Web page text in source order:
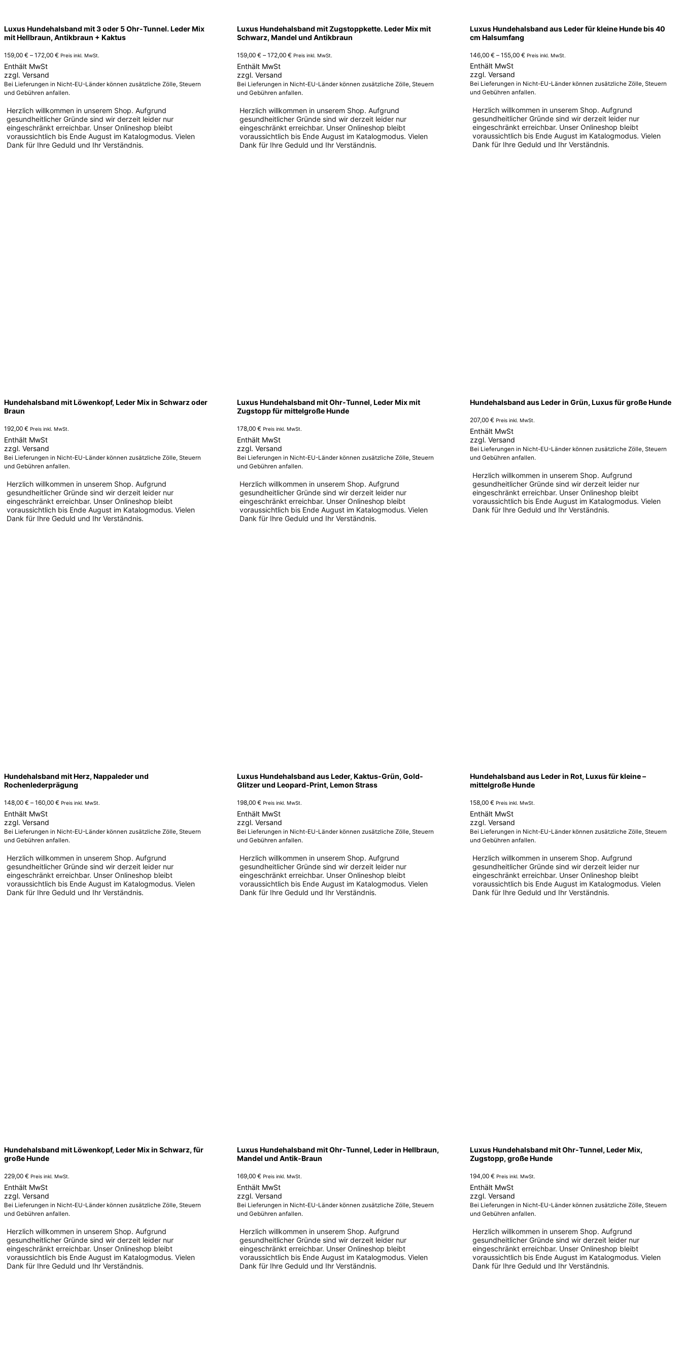
Luxus Hundehalsband mit 3 oder 5 Ohr-Tunnel. Leder Mix
mit Hellbraun, Antikbraun + Kaktus
159,00 € – 172,00 € Preisspanne:
Preis inkl. MwSt.
Enthält MwSt
zzgl. Versand
Bei Lieferungen in Nicht-EU-Länder können zusätzliche Zölle, Steuern
und Gebühren anfallen.
Herzlich willkommen in unserem Shop. Aufgrund
gesundheitlicher Gründe sind wir derzeit leider nur
eingeschränkt erreichbar. Unser Onlineshop bleibt
voraussichtlich bis Ende August im Katalogmodus. Vielen
Dank für Ihre Geduld und Ihr Verständnis.
Luxus Hundehalsband mit Zugstoppkette. Leder Mix mit
Schwarz, Mandel und Antikbraun
159,00 € – 172,00 €Preisspanne:
Preis inkl. MwSt.
Enthält MwSt
zzgl. Versand
Bei Lieferungen in Nicht-EU-Länder können zusätzliche Zölle, Steuern
und Gebühren anfallen.
Herzlich willkommen in unserem Shop. Aufgrund
gesundheitlicher Gründe sind wir derzeit leider nur
eingeschränkt erreichbar. Unser Onlineshop bleibt
voraussichtlich bis Ende August im Katalogmodus. Vielen
Dank für Ihre Geduld und Ihr Verständnis.
Luxus Hundehalsband aus Leder für kleine Hunde bis 40
cm Halsumfang
146,00 € – 155,00 €Preisspanne:
Preis inkl. MwSt.
Enthält MwSt
zzgl. Versand
Bei Lieferungen in Nicht-EU-Länder können zusätzliche Zölle, Steuern
und Gebühren anfallen.
Herzlich willkommen in unserem Shop. Aufgrund
gesundheitlicher Gründe sind wir derzeit leider nur
eingeschränkt erreichbar. Unser Onlineshop bleibt
voraussichtlich bis Ende August im Katalogmodus. Vielen
Dank für Ihre Geduld und Ihr Verständnis.
Hundehalsband mit Löwenkopf, Leder Mix in Schwarz oder
Braun
192,00 € Preis inkl. MwSt.
Enthält MwSt
zzgl. Versand
Bei Lieferungen in Nicht-EU-Länder können zusätzliche Zölle, Steuern
und Gebühren anfallen.
Herzlich willkommen in unserem Shop. Aufgrund
gesundheitlicher Gründe sind wir derzeit leider nur
eingeschränkt erreichbar. Unser Onlineshop bleibt
voraussichtlich bis Ende August im Katalogmodus. Vielen
Dank für Ihre Geduld und Ihr Verständnis.
Luxus Hundehalsband mit Ohr-Tunnel, Leder Mix mit
Zugstopp für mittelgroße Hunde
178,00 € Preis inkl. MwSt.
Enthält MwSt
zzgl. Versand
Bei Lieferungen in Nicht-EU-Länder können zusätzliche Zölle, Steuern
und Gebühren anfallen.
Herzlich willkommen in unserem Shop. Aufgrund
gesundheitlicher Gründe sind wir derzeit leider nur
eingeschränkt erreichbar. Unser Onlineshop bleibt
voraussichtlich bis Ende August im Katalogmodus. Vielen
Dank für Ihre Geduld und Ihr Verständnis.
Hundehalsband aus Leder in Grün, Luxus für große Hunde
207,00 € Preis inkl. MwSt.
Enthält MwSt
zzgl. Versand
Bei Lieferungen in Nicht-EU-Länder können zusätzliche Zölle, Steuern
und Gebühren anfallen.
Herzlich willkommen in unserem Shop. Aufgrund
gesundheitlicher Gründe sind wir derzeit leider nur
eingeschränkt erreichbar. Unser Onlineshop bleibt
voraussichtlich bis Ende August im Katalogmodus. Vielen
Dank für Ihre Geduld und Ihr Verständnis.
Hundehalsband mit Herz, Nappaleder und
Rochenlederprägung
148,00 € – 160,00 € Preisspanne:
Preis inkl. MwSt.
Enthält MwSt
zzgl. Versand
Bei Lieferungen in Nicht-EU-Länder können zusätzliche Zölle, Steuern
und Gebühren anfallen.
Herzlich willkommen in unserem Shop. Aufgrund
gesundheitlicher Gründe sind wir derzeit leider nur
eingeschränkt erreichbar. Unser Onlineshop bleibt
voraussichtlich bis Ende August im Katalogmodus. Vielen
Dank für Ihre Geduld und Ihr Verständnis.
Luxus Hundehalsband aus Leder, Kaktus-Grün, Gold-
Glitzer und Leopard-Print, Lemon Strass
198,00 € Preis inkl. MwSt.
Enthält MwSt
zzgl. Versand
Bei Lieferungen in Nicht-EU-Länder können zusätzliche Zölle, Steuern
und Gebühren anfallen.
Herzlich willkommen in unserem Shop. Aufgrund
gesundheitlicher Gründe sind wir derzeit leider nur
eingeschränkt erreichbar. Unser Onlineshop bleibt
voraussichtlich bis Ende August im Katalogmodus. Vielen
Dank für Ihre Geduld und Ihr Verständnis.
Hundehalsband aus Leder in Rot, Luxus für kleine –
mittelgroße Hunde
158,00 € Preis inkl. MwSt.
Enthält MwSt
zzgl. Versand
Bei Lieferungen in Nicht-EU-Länder können zusätzliche Zölle, Steuern
und Gebühren anfallen.
Herzlich willkommen in unserem Shop. Aufgrund
gesundheitlicher Gründe sind wir derzeit leider nur
eingeschränkt erreichbar. Unser Onlineshop bleibt
voraussichtlich bis Ende August im Katalogmodus. Vielen
Dank für Ihre Geduld und Ihr Verständnis.
Hundehalsband mit Löwenkopf, Leder Mix in Schwarz, für
große Hunde
229,00 € Preis inkl. MwSt.
Enthält MwSt
zzgl. Versand
Bei Lieferungen in Nicht-EU-Länder können zusätzliche Zölle, Steuern
und Gebühren anfallen.
Herzlich willkommen in unserem Shop. Aufgrund
gesundheitlicher Gründe sind wir derzeit leider nur
eingeschränkt erreichbar. Unser Onlineshop bleibt
voraussichtlich bis Ende August im Katalogmodus. Vielen
Dank für Ihre Geduld und Ihr Verständnis.
Luxus Hundehalsband mit Ohr-Tunnel, Leder in Hellbraun,
Mandel und Antik-Braun
169,00 € Preis inkl. MwSt.
Enthält MwSt
zzgl. Versand
Bei Lieferungen in Nicht-EU-Länder können zusätzliche Zölle, Steuern
und Gebühren anfallen.
Herzlich willkommen in unserem Shop. Aufgrund
gesundheitlicher Gründe sind wir derzeit leider nur
eingeschränkt erreichbar. Unser Onlineshop bleibt
voraussichtlich bis Ende August im Katalogmodus. Vielen
Dank für Ihre Geduld und Ihr Verständnis.
Luxus Hundehalsband mit Ohr-Tunnel, Leder Mix,
Zugstopp, große Hunde
194,00 € Preis inkl. MwSt.
Enthält MwSt
zzgl. Versand
Bei Lieferungen in Nicht-EU-Länder können zusätzliche Zölle, Steuern
und Gebühren anfallen.
Herzlich willkommen in unserem Shop. Aufgrund
gesundheitlicher Gründe sind wir derzeit leider nur
eingeschränkt erreichbar. Unser Onlineshop bleibt
voraussichtlich bis Ende August im Katalogmodus. Vielen
Dank für Ihre Geduld und Ihr Verständnis.